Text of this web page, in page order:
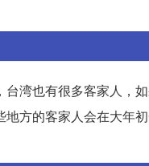
湾也有很多客家人，
方的客家人会在大年